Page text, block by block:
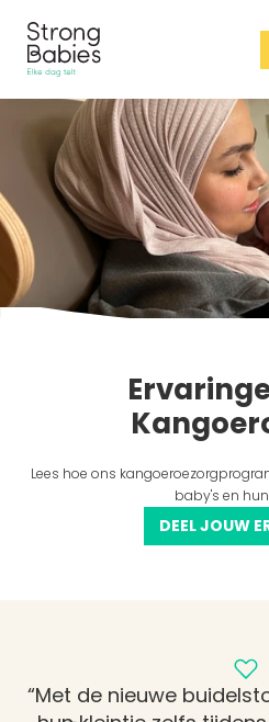
Lees hoe ons
baby's en
DEEL JOUW
“Met de nieuwe